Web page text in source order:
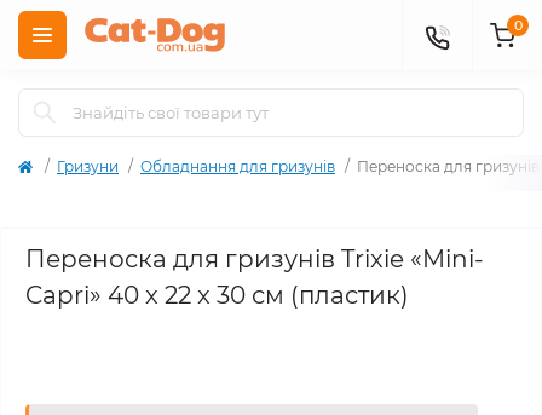
0
Гризуни Обладнання для гризунів Переноска для
Переноска для гризунів Trixie «Mini-
Capri» 40 x 22 x 30 см (пластик)